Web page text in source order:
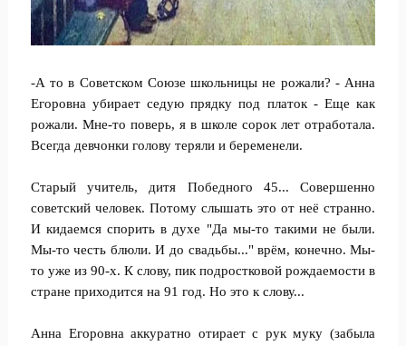
-А то в Советском Союзе школьницы не рожали? - Анна
Егоровна убирает седую прядку под платок - Еще как
рожали. Мне-то поверь, я в школе сорок лет отработала.
Всегда девчонки голову теряли и беременели.
Старый учитель, дитя Победного 45... Совершенно
советский человек. Потому слышать это от неё странно.
И кидаемся спорить в духе "Да мы-то такими не были.
Мы-то честь блюли. И до свадьбы..." врём, конечно. Мы-
то уже из 90-х. К слову, пик подростковой рождаемости в
стране приходится на 91 год. Но это к слову...
Анна Егоровна аккуратно отирает с рук муку (забыла